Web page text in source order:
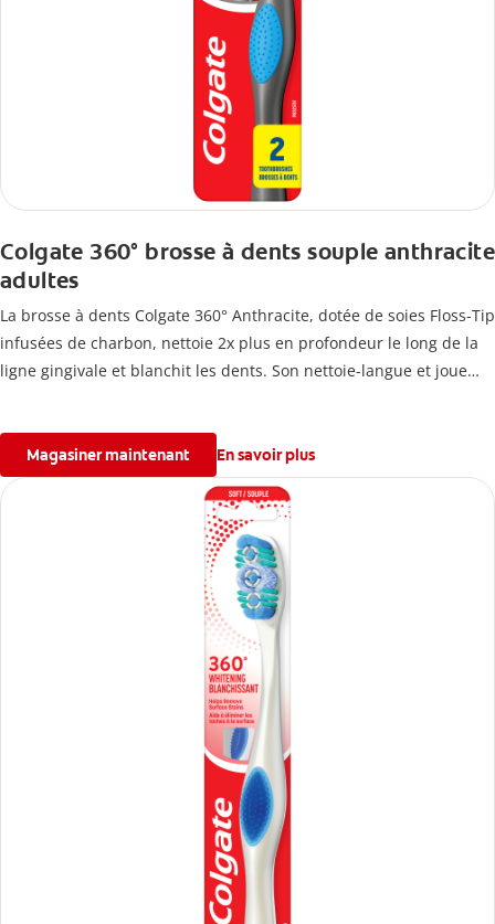
Colgate 360° brosse à dents souple anthracite
adultes
La brosse à dents Colgate 360° Anthracite, dotée de soies Floss-Tip
infusées de charbon, nettoie 2x plus en profondeur le long de la
ligne gingivale et blanchit les dents. Son nettoie-langue et joue
avec emballage en carton 100 % recyclé.
Magasiner maintenant En savoir plus